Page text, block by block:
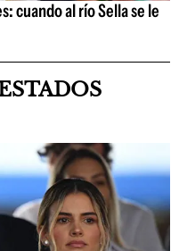
cuando al río Sella se le